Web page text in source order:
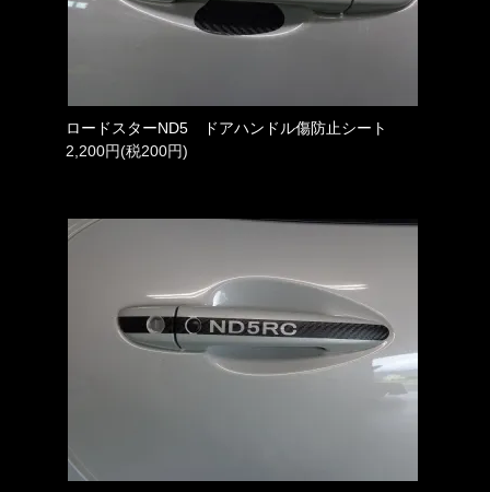
ロードスターND5 ドアハンドル傷防止シート
2,200円(税200円)